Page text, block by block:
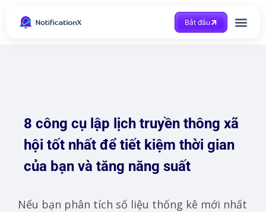
Bắt đầu
8 công cụ lập lịch truyền thông xã
hội tốt nhất để tiết kiệm thời gian
của bạn và tăng năng suất
Nếu bạn phân tích số liệu thống kê mới nhất